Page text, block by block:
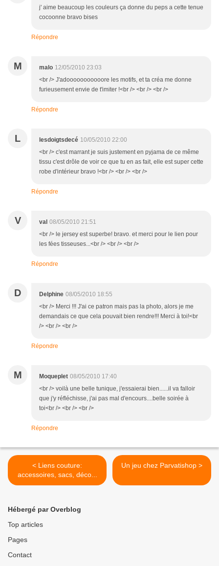
j' aime beaucoup les couleurs ça donne du peps a cette tenue
cocoonne bravo bises
Répondre
M malo 12/05/2010 23:03
<br /> J'adooooooooooore les motifs, et ta créa me donne
furieusement envie de t'imiter !<br /> <br /> <br />
Répondre
L lesdoigtsdecé 10/05/2010 22:00
<br /> c'est marrant je suis justement en pyjama de ce même
tissu c'est drôle de voir ce que tu en as fait, elle est super cette
robe d'intérieur bravo !<br /> <br /> <br />
Répondre
V val 08/05/2010 21:51
<br /> le jersey est superbe! bravo. et merci pour le lien pour
les fées tisseuses...<br /> <br /> <br />
Répondre
D Delphine 08/05/2010 18:55
<br /> Merci !!! J'ai ce patron mais pas la photo, alors je me
demandais ce que cela pouvait bien rendre!!! Merci à toi!<br
/> <br /> <br />
Répondre
M Moqueplet 08/05/2010 17:40
<br /> voilà une belle tunique, j'essaierai bien......il va falloir
que j'y réfléchisse, j'ai pas mal d'encours....belle soirée à
toi<br /> <br /> <br />
Répondre
< Liens couture:
accessoires, sacs, déco...
Un jeu chez Parvatishop >
Hébergé par Overblog
Top articles
Pages
Contact